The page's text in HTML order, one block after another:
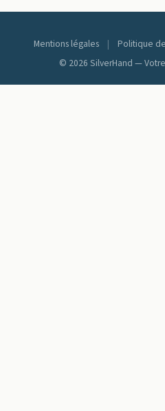
Mentions légales | Politique
© 2026 SilverHand —